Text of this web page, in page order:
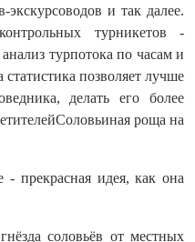
и так далее.
турникетов -
турпотока по часам и
позволяет лучше
делать его более
роща на
прекрасная идея, как она
соловьёв от местных